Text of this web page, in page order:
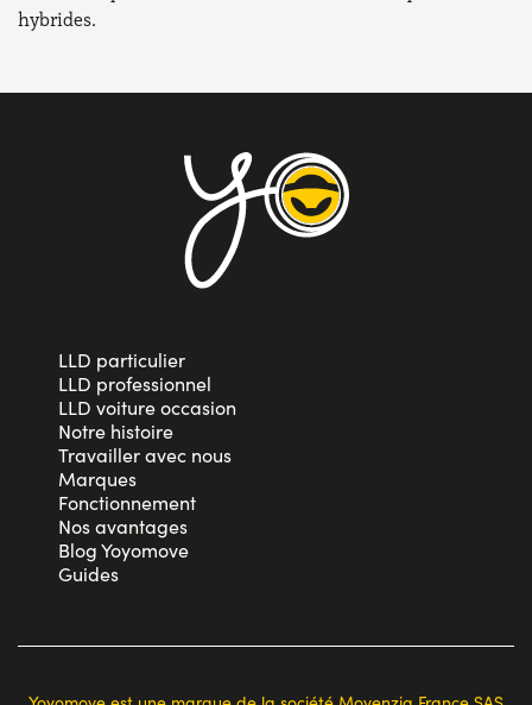
hybrides.
LLD particulier
LLD professionnel
LLD voiture occasion
Notre histoire
Travailler avec nous
Marques
Fonctionnement
Nos avantages
Blog Yoyomove
Guides